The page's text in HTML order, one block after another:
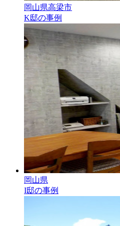
岡山県高梁市
K邸の事例
岡山県
I邸の事例